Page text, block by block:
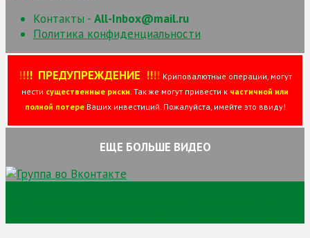
Контакты - All-Inbox@mail.ru
Политика конфиденциальности
!!!!ПРЕДУПРЕЖДЕНИЕ !!!! Криповалютные операции, могут
нести существенные риски . Так же могут привести к частичной или
полной потереВаших инвестиций. Пожалуйста, имейте это ввиду!
ЕЩЕ БОЛЬШЕ ВИДЕО